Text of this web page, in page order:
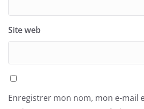
Site web
Enregistrer mon nom, mon e-mail